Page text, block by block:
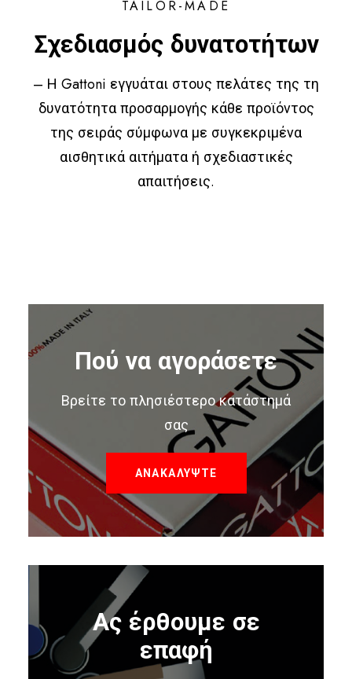
TAILOR-MADE
Σχεδιασμός δυνατοτήτων
– Η Gattoni εγγυάται στους πελάτες της τη
δυνατότητα προσαρμογής κάθε προϊόντος
της σειράς σύμφωνα με συγκεκριμένα
αισθητικά αιτήματα ή σχεδιαστικές
απαιτήσεις.
Πού να αγοράσετε
Βρείτε το πλησιέστερο κατάστημά
σας
ΑΝΑΚΑΛΥΨΤΕ
Ας έρθουμε σε
επαφή